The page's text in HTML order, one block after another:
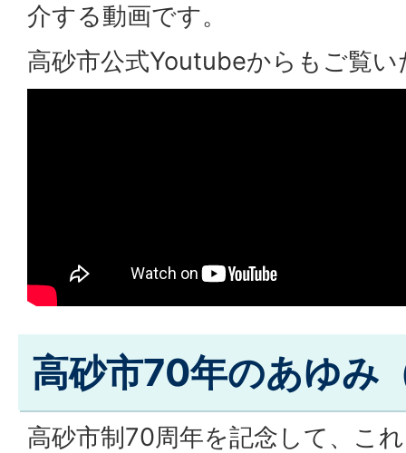
介する動画です。
高砂市公式Youtubeからもご覧
高砂市70年のあゆみ
高砂市制70周年を記念して、こ